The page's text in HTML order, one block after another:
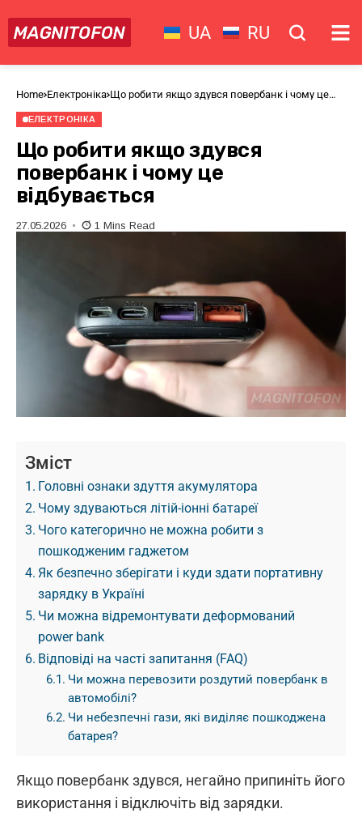
UA RU
Home Електроніка Що робити якщо здувся повербанк і чому це
ЕЛЕКТРОНІКА
Що робити якщо здувся
повербанк і чому це
відбувається
27.05.2026 1 Mins Read
Зміст
Головні ознаки здуття акумулятора
Чому здуваються літій-іонні батареї
Чого категорично не можна робити з
пошкодженим гаджетом
Як безпечно зберігати і куди здати портативну
зарядку в Україні
Чи можна відремонтувати деформований
power bank
Відповіді на часті запитання (FAQ)
Чи можна перевозити роздутий повербанк в
автомобілі?
Чи небезпечні гази, які виділяє пошкоджена
батарея?
Якщо повербанк здувся, негайно припиніть його
використання і відключіть від зарядки.